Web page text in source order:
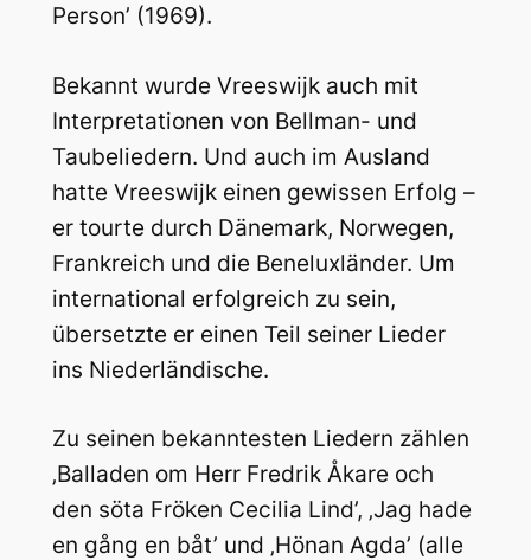
Person’ (1969).
Bekannt wurde Vreeswijk auch mit
Interpretationen von Bellman- und
Taubeliedern. Und auch im Ausland
hatte Vreeswijk einen gewissen Erfolg –
er tourte durch Dänemark, Norwegen,
Frankreich und die Beneluxländer. Um
international erfolgreich zu sein,
übersetzte er einen Teil seiner Lieder
ins Niederländische.
Zu seinen bekanntesten Liedern zählen
‚Balladen om Herr Fredrik Åkare och
den söta Fröken Cecilia Lind’, ‚Jag hade
en gång en båt’ und ‚Hönan Agda’ (alle